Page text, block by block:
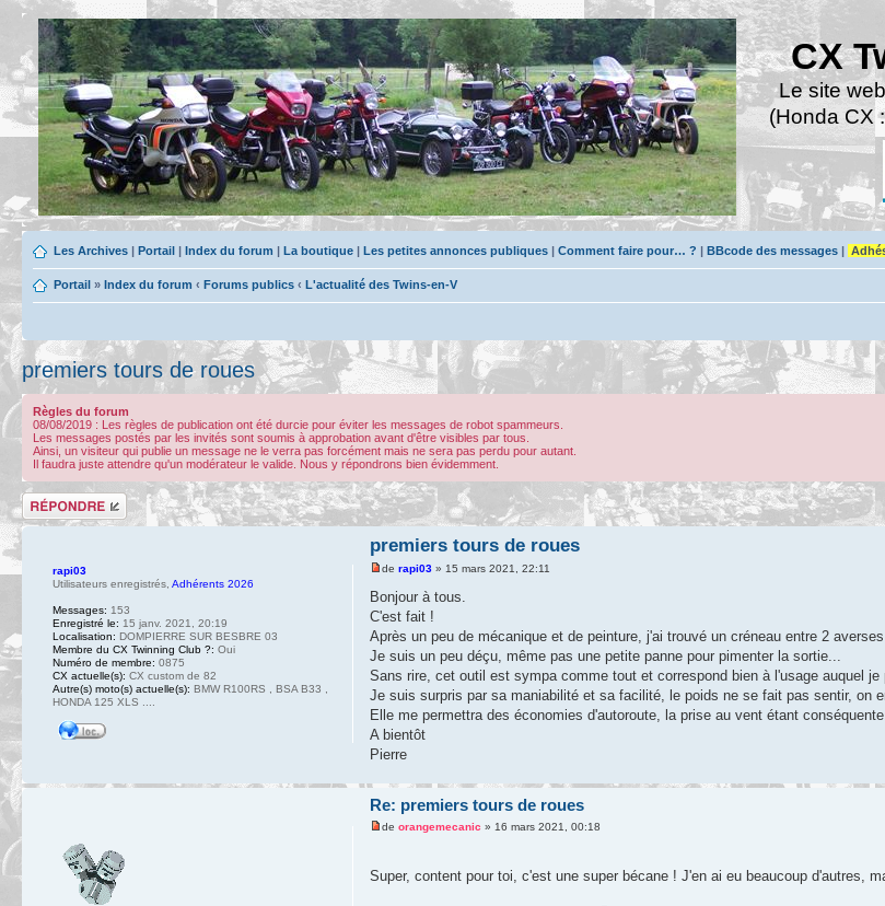
CX
Le site
(Honda CX
Les Archives | Portail | Index du forum | La boutique | Les petites annonces publiques | Comment faire pour… ? | BBcode des messages |
Portail » Index du forum ‹ Forums publics ‹ L'actualité des Twins-en-V
premiers tours de roues
Règles du forum
08/08/2019 : Les règles de publication ont été durcie pour éviter les messages de robot spammeurs.
Les messages postés par les invités sont soumis à approbation avant d'être visibles par tous.
Ainsi, un visiteur qui publie un message ne le verra pas forcément mais ne sera pas perdu pour autant.
Il faudra juste attendre qu'un modérateur le valide. Nous y répondrons bien évidemment.
Répondre
premiers tours de roues
derapi03 » 15 mars 2021, 22:11
Bonjour à tous.
C'est fait !
Après un peu de mécanique et de peinture, j'ai trouvé un créneau entre 2
Je suis un peu déçu, même pas une petite panne pour pimenter la sortie...
Sans rire, cet outil est sympa comme tout et correspond bien à l'usage auquel
Je suis surpris par sa maniabilité et sa facilité, le poids ne se fait pas sentir, on
Elle me permettra des économies d'autoroute, la prise au vent étant
A bientôt
Pierre
rapi03
Utilisateurs enregistrés Adhérents 2026
Messages: 153
Enregistré le: 15 janv. 2021, 20:19
Localisation: DOMPIERRE SUR BESBRE 03
Membre du CX Twinning Club ?: Oui
Numéro de membre: 0875
CX actuelle(s): CX custom de 82
Autre(s) moto(s) actuelle(s): BMW R100RS , BSA B33 ,
HONDA 125 XLS ....
Re: premiers tours de roues
deorangemecanic » 16 mars 2021, 00:18
Super, content pour toi, c'est une super bécane ! J'en ai eu beaucoup d'autres,